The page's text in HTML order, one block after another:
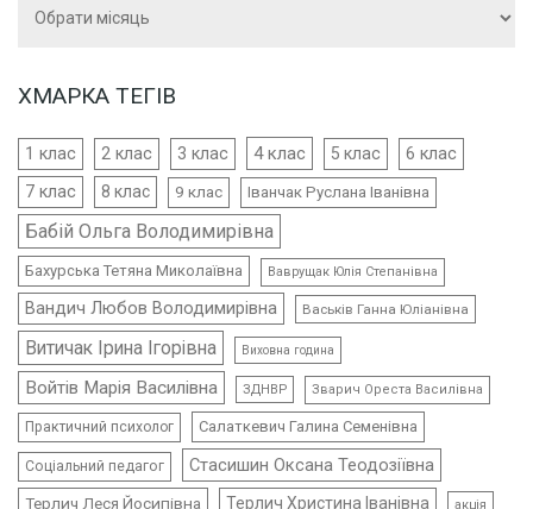
ХМАРКА ТЕГІВ
1 клас 2 клас 3 клас 4 клас 5 клас 6 клас
7 клас 8 клас 9 клас Іванчак Руслана Іванівна
Бабій Ольга Володимирівна
Бахурська Тетяна Миколаївна Ваврущак Юлія Степанівна
Вандич Любов Володимирівна Васьків Ганна Юліанівна
Витичак Ірина Ігорівна Виховна година
Войтів Марія Василівна ЗДНВР Зварич Ореста Василівна
Практичний психолог Салаткевич Галина Семенівна
Соціальний педагог Стасишин Оксана Теодозіївна
Терлич Леся Йосипівна Терлич Христина Іванівна акція